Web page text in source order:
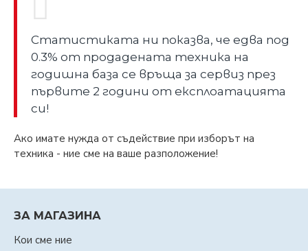
Статистиката ни показва, че едва под
0.3% от продадената техника на
годишна база се връща за сервиз през
първите 2 години от експлоатацията
си!
Ако имате нужда от съдействие при изборът на
техника - ние сме на ваше разположение!
ЗА МАГАЗИНА
Кои сме ние